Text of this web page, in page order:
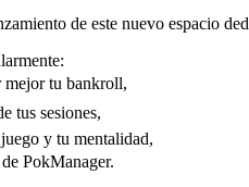
de este nuevo espacio
mejor tu bankroll,
tus sesiones,
y tu mentalidad,
PokManager.